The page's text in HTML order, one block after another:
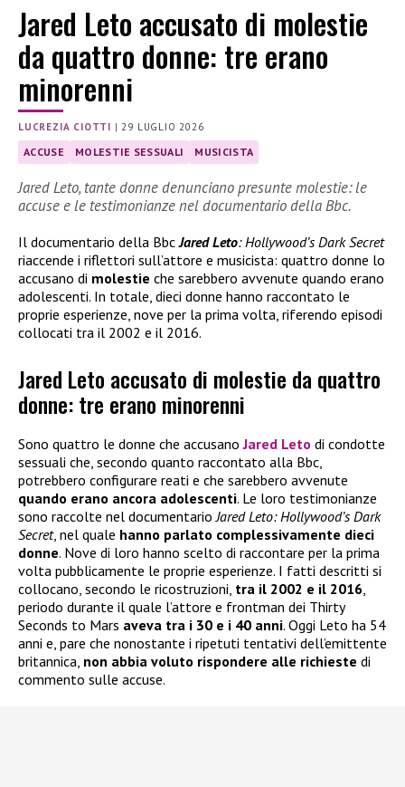
Jared Leto accusato di molestie
da quattro donne: tre erano
minorenni
LUCREZIA CIOTTI | 29 LUGLIO 2026
ACCUSE MOLESTIE SESSUALI MUSICISTA
Jared Leto, tante donne denunciano presunte molestie: le
accuse e le testimonianze nel documentario della Bbc.
Il documentario della BbcJared Leto: Hollywood’s Dark Secret
riaccende i riflettori sull’attore e musicista: quattro donne lo
accusano di molestie che sarebbero avvenute quando erano
adolescenti. In totale, dieci donne hanno raccontato le
proprie esperienze, nove per la prima volta, riferendo episodi
collocati tra il 2002 e il 2016.
Jared Leto accusato di molestie da quattro
donne: tre erano minorenni
Sono quattro le donne che accusanoJared Leto di condotte
sessuali che, secondo quanto raccontato alla Bbc,
potrebbero configurare reati e che sarebbero avvenute
quando erano ancora adolescenti. Le loro testimonianze
sono raccolte nel documentario Jared Leto: Hollywood’s Dark
Secret, nel quale hanno parlato complessivamente dieci
donne. Nove di loro hanno scelto di raccontare per la prima
volta pubblicamente le proprie esperienze. I fatti descritti si
collocano, secondo le ricostruzioni, tra il 2002 e il 2016
periodo durante il quale l’attore e frontman dei Thirty
Seconds to Mars aveva tra i 30 e i 40 anni. Oggi Leto ha 54
anni e, pare che nonostante i ripetuti tentativi dell’emittente
britannica, non abbia voluto rispondere alle richieste di
commento sulle accuse.